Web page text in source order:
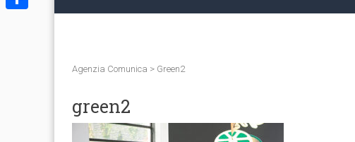
Agenzia Comunica > Green2
green2